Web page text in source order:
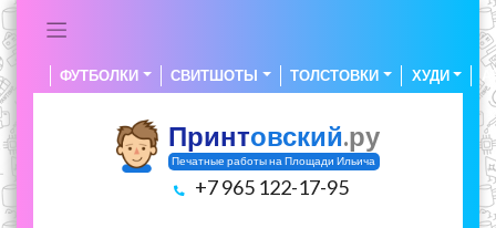
ФУТБОЛКИ СВИТШОТЫ ТОЛСТОВКИ ХУДИ
Принтовский.ру
Печатные работы на Площади Ильича
+7 965 122-17-95